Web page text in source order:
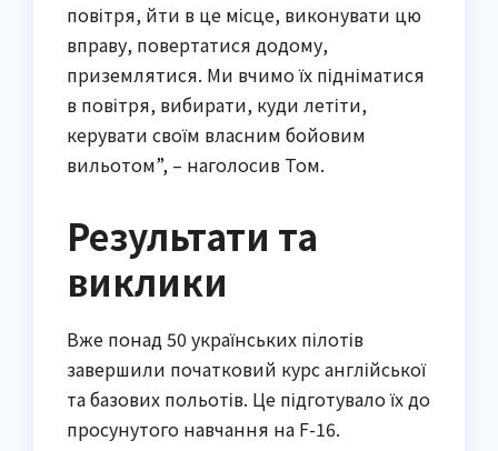
повітря, йти в це місце, виконувати цю
вправу, повертатися додому,
приземлятися. Ми вчимо їх підніматися
в повітря, вибирати, куди летіти,
керувати своїм власним бойовим
вильотом”, – наголосив Том.
Результати та
виклики
Вже понад 50 українських пілотів
завершили початковий курс англійської
та базових польотів. Це підготувало їх до
просунутого навчання на F-16.